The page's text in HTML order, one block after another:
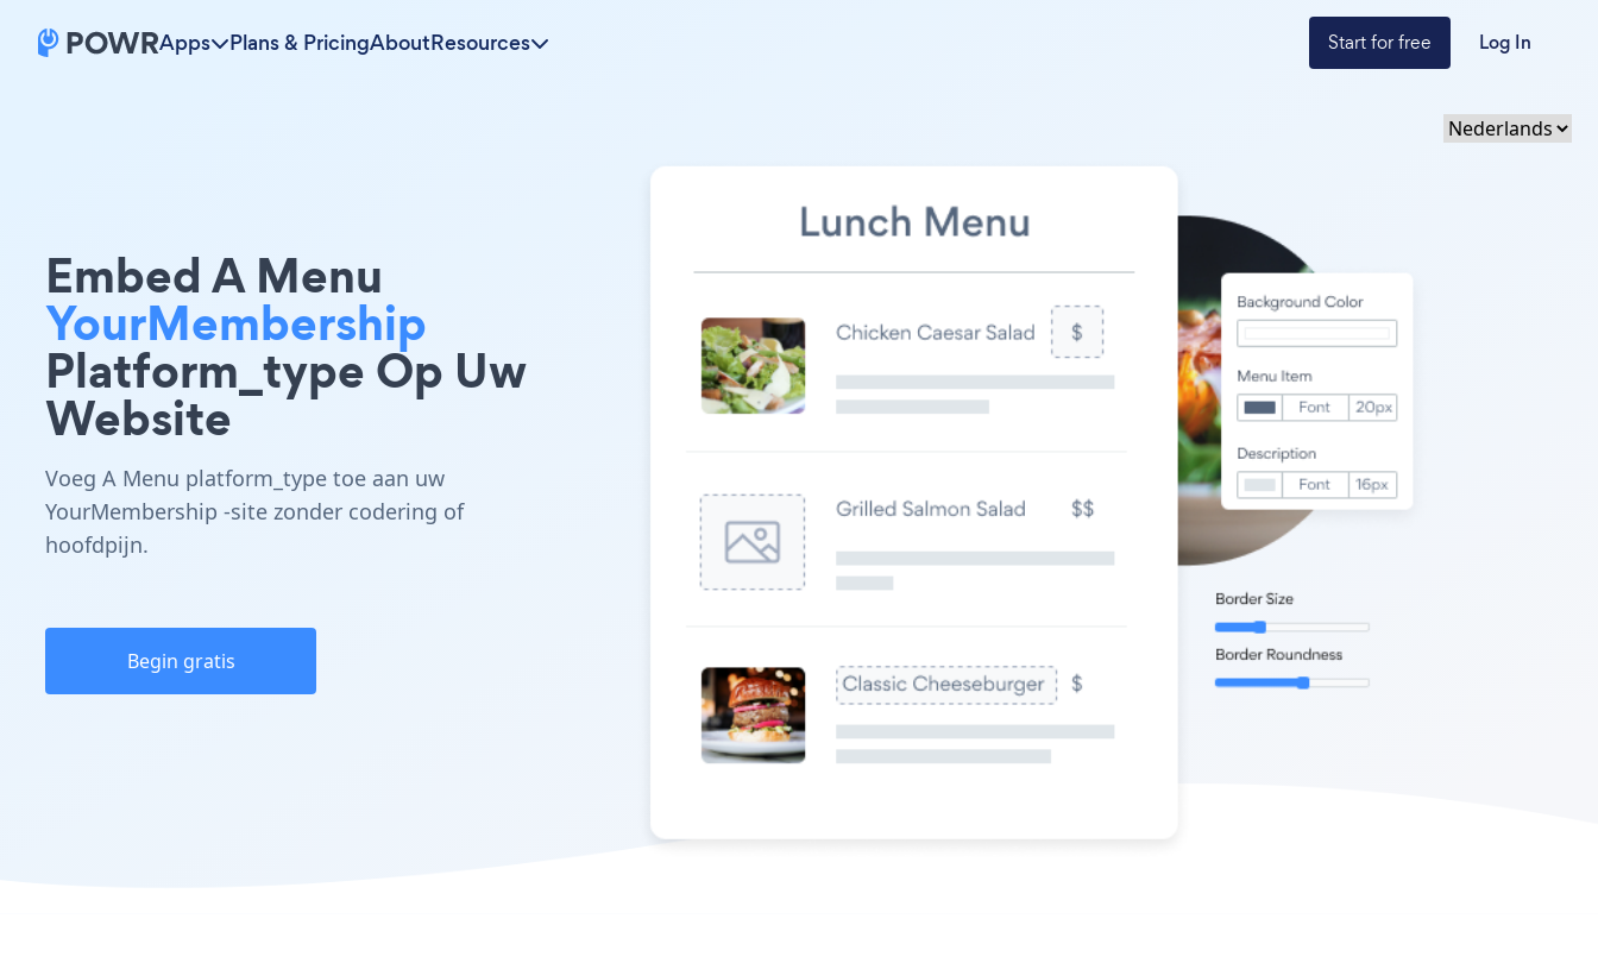
Apps Plans & PricingAboutResources Start for free Log In
Embed A Menu
YourMembership
Platform_type Op Uw
Website
Voeg A Menu platform_type toe aan uw
YourMembership -site zonder codering of
hoofdpijn.
Begin gratis